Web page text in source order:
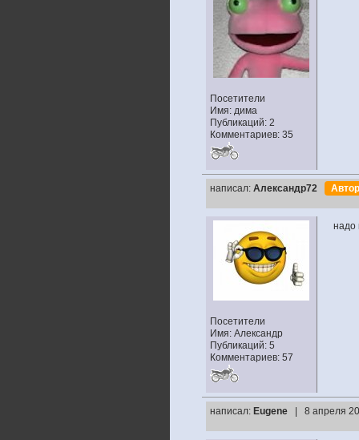
Посетители
Имя: дима
Публикаций: 2
Комментариев: 35
написал: Александр72
Посетители
Имя: Александр
Публикаций: 5
Комментариев: 57
надо
написал: Eugene | 8 апреля